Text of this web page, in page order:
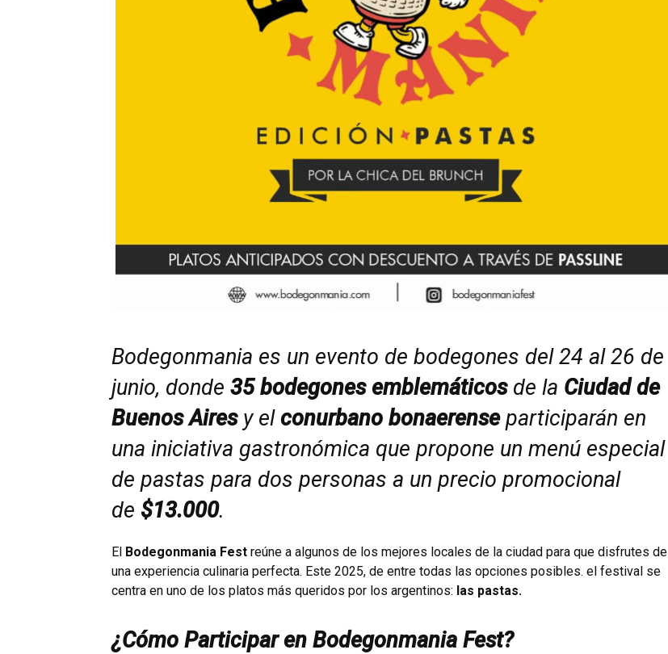
Bodegonmania es un evento de bodegones del 24 al 26 de
junio, donde 35 bodegones emblemáticosde la Ciudad de
Buenos Airesy elconurbano bonaerenseparticiparán en
una iniciativa gastronómica que propone un menú especial
de pastas para dos personas a un precio promocional
de $13.000.
El Bodegonmania Fest reúne a algunos de los mejores locales de la ciudad para que disfrutes de
una experiencia culinaria perfecta. Este 2025, de entre todas las opciones posibles. el festival se
centra en uno de los platos más queridos por los argentinos: las pastas.
¿Cómo Participar en Bodegonmania Fest?